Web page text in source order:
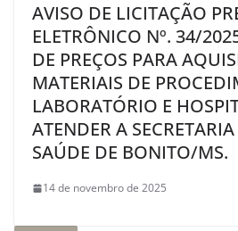
AVISO DE LICITAÇÃO
ELETRÔNICO Nº. 34/
DE PREÇOS PARA
MATERIAIS DE
LABORATÓRIO E
ATENDER A
SAÚDE DE BONITO/MS.
14 de novembro de 2025